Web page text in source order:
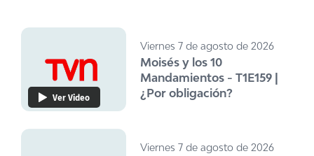
Ver Video
Viernes 7 de agosto de 2026
Moisés y los 10
Mandamientos - T1E159 |
¿Por obligación?
Viernes 7 de agosto de 2026